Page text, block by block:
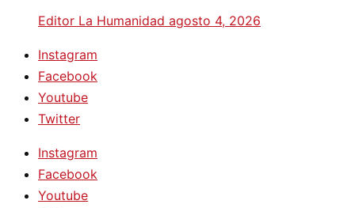
Editor La Humanidad agosto 4, 2026
Instagram
Facebook
Youtube
Twitter
Instagram
Facebook
Youtube